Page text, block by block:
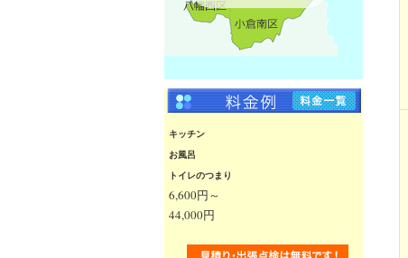
キッチン
お風呂
トイレのつまり
6,600円～
44,000円